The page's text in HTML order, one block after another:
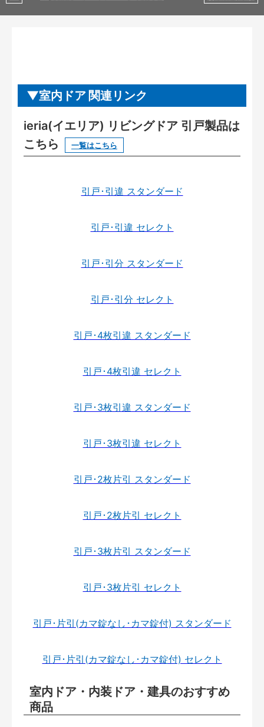
室内ドア 関連リンク
ieria(イエリア) リビングドア 引戸製品は
こちら
一覧はこちら
引戸･引違 スタンダード
引戸･引違 セレクト
引戸･引分 スタンダード
引戸･引分 セレクト
引戸･4枚引違 スタンダード
引戸･4枚引違 セレクト
引戸･3枚引違 スタンダード
引戸･3枚引違 セレクト
引戸･2枚片引 スタンダード
引戸･2枚片引 セレクト
引戸･3枚片引 スタンダード
引戸･3枚片引 セレクト
引戸･片引(カマ錠なし･カマ錠付) スタンダード
引戸･片引(カマ錠なし･カマ錠付) セレクト
室内ドア・内装ドア・建具のおすすめ
商品